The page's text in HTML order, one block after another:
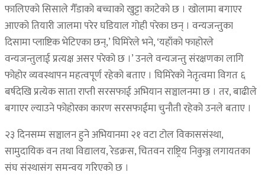
फालिएको सिसाले गैँडाको बच्चाको खुट्टा काटेको छ । खोलामा बगाएर
आएको तियारी जालमा परेर घडियाल गोही परेका छन् । वन्यजन्तुका
दिसामा प्लाष्टिक भेटिएका छन्,’ घिमिरेले भने, ‘यहाँको फाहोरले
वन्यजन्तुलाई प्रत्यक्ष असर परेको छ ।’ उनले वन्यजन्तु संरक्षणका लागि
फोहोर व्यवस्थापन महत्वपूर्ण रहेको बताए । घिमिरेको नेतृत्वमा विगत ६
बर्षदेखि प्रत्येक साता राप्ती सरसफाई अभियान सञ्चालनमा छ । तर, बाढीले
बगाएर ल्याउने फोहोरका कारण सरसफाईमा चुनौती रहेको उनले बताए ।
२३ दिनसम्म सञ्चालन हुने अभियानमा २१ वटा टोल विकाससंस्था,
सामुदायिक वन तथा विद्यालय, रेडक्रस, चितवन राष्ट्रिय निकुञ्ज लगायतका
संघ संस्थासंग समन्वय गरिएको छ ।